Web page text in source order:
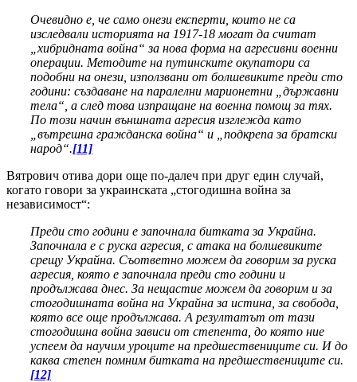
Очевидно е, че само онези експерти, които не са
изследвали историята на 1917-18 могат да считат
„хибридната война“ за нова форма на агресивни военни
операции. Методите на путинските окупатори са
подобни на онези, използвани от болшевиките преди сто
години: създаване на паралелни марионетни „държавни
тела“, а след това изпращане на военна помощ за тях.
По този начин външната агресия изглежда като
„вътрешна гражданска война“ и „подкрепа за братски
народ“.[11]
Вятрович отива дори още по-далеч при друг един случай,
когато говори за украинската „стогодишна война за
независимост“:
Преди сто години е започнала битката за Украйна.
Започнала е с руска агресия, с атака на болшевиките
срещу Украйна. Съответно можем да говорим за руска
агресия, която е започнала преди сто години и
продължава днес. За нещастие можем да говорим и за
стогодишната война на Украйна за истина, за свобода,
която все още продължава. А резултатът от тази
стогодишна война зависи от степента, до която ние
успеем да научим уроците на предшествениците си. И до
каква степен помним битката на предшествениците си.
[12]